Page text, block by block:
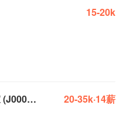
15-20k
高级Java开发工程师/技术专家 (J00001) 20-35k·14薪